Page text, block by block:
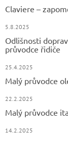
Claviere –
5.8.2025
Odlišnosti
průvodce řidiče
25.4.2025
Malý průvodce
22.2.2025
Malý průvodce
14.2.2025